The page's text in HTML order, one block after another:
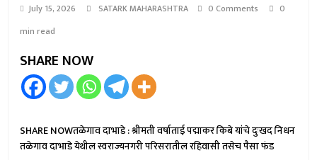
July 15, 2026 SATARK MAHARASHTRA 0 Comments
0
min read
SHARE NOW
SHARE NOWतळेगाव दाभाडे : श्रीमती वर्षाताई पद्माकर किबे यांचे दुःखद निधन
तळेगाव दाभाडे येथील स्वराज्यनगरी परिसरातील रहिवासी तसेच पैसा फंड